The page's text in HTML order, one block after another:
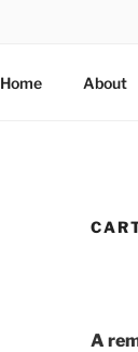
Home About
A